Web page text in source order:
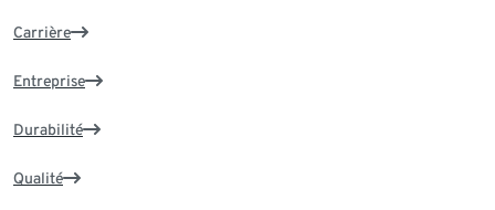
Carrière
Entreprise
Durabilité
Qualité